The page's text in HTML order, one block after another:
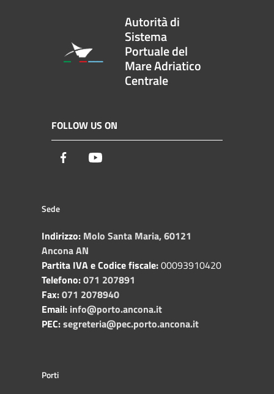
Autorità di
Sistema
Portuale del
Mare Adriatico
Centrale
FOLLOW US ON
Facebook
Sede
Indirizzo: Molo Santa Maria, 60121
Ancona AN
Partita IVA e Codice fiscale:00093910420
Telefono:071 207891
Fax:071 2078940
Email: info@porto.ancona.it
PEC:segreteria@pec.porto.ancona.it
Porti